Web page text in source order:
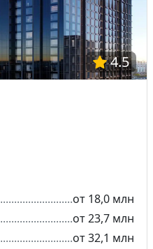
4.5
от 18,0 млн
от 23,7 млн
от 32,1 млн